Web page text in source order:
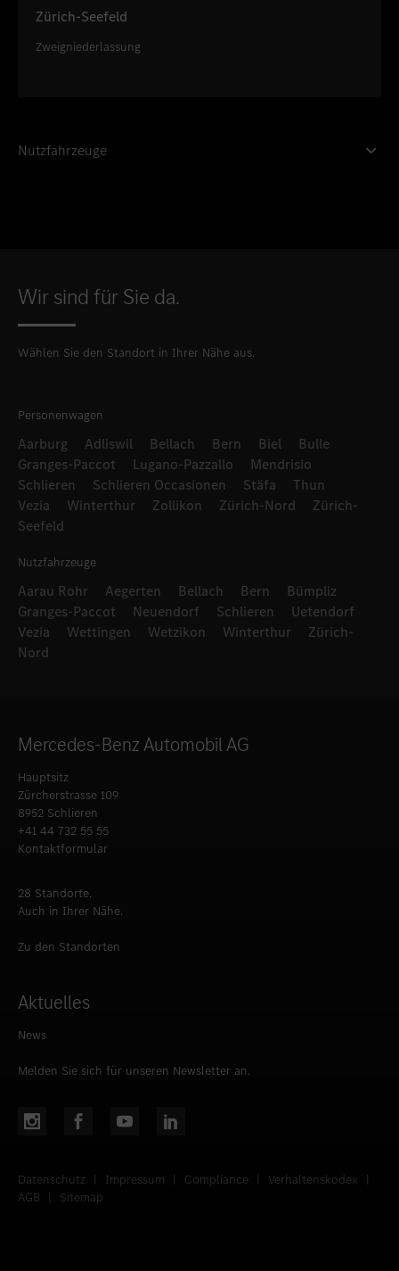
Zürich-Seefeld
Zweigniederlassung
Nutzfahrzeuge
Wir sind für Sie da.
Wählen Sie den Standort in Ihrer Nähe aus.
Personenwagen
Aarburg Adliswil Bellach Bern Biel
Bulle
Granges-Paccot
Lugano-Pazzallo
Mendrisio
Schlieren
Schlieren Occasionen Stäfa
Thun
Vezia
Winterthur Zollikon Zürich-Nord
Zürich-
Seefeld
Nutzfahrzeuge
Aarau Rohr Aegerten Bellach Bern
Bümpliz
Granges-Paccot
Neuendorf Schlieren
Uetendorf
Vezia
Wettingen Wetzikon Winterthur
Zürich-
Nord
Mercedes-Benz Automobil AG
Hauptsitz
Zürcherstrasse 109
8952 Schlieren
+41 44 732 55 55
Kontaktformular
28 Standorte.
Auch in Ihrer Nähe.
Zu den Standorten
Aktuelles
News
Melden Sie sich für unseren Newsletter an.
Datenschutz | Impressum | Compliance | Verhaltenskodex |
AGB | Sitemap